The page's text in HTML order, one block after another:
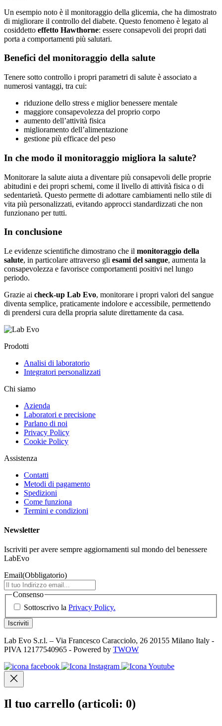
Un esempio noto è il monitoraggio della glicemia, che ha dimostrato
di migliorare il controllo del diabete. Questo fenomeno è legato al
cosiddetto effetto Hawthorne: essere consapevoli dei propri dati
porta a comportamenti più salutari.
Benefici del monitoraggio della salute
Tenere sotto controllo i propri parametri di salute è associato a
numerosi vantaggi, tra cui:
riduzione dello stress e miglior benessere mentale
maggiore consapevolezza del proprio corpo
aumento dell’attività fisica
miglioramento dell’alimentazione
gestione più efficace del peso
In che modo il monitoraggio migliora la salute?
Monitorare la salute aiuta a diventare più consapevoli delle proprie
abitudini e dei propri schemi, come il livello di attività fisica o di
sedentarietà. Questo permette di adottare cambiamenti nello stile di
vita più personalizzati, evitando approcci standardizzati che non
funzionano per tutti.
In conclusione
Le evidenze scientifiche dimostrano che il monitoraggio della
salute, in particolare attraverso gli esami del sangue, aumenta la
consapevolezza e favorisce comportamenti positivi nel lungo
periodo.
Grazie ai check-up Lab Evo, monitorare i propri valori del sangue
diventa semplice, praticamente indolore e accessibile, permettendo
di prendersi cura della propria salute direttamente da casa.
Prodotti
Analisi di laboratorio
Integratori personalizzati
Chi siamo
Azienda
Laboratori e precisione
Parlano di noi
Privacy Policy
Cookie Policy
Assistenza
Contatti
Metodi di pagamento
Spedizioni
Come funziona
Termini e condizioni
Newsletter
Iscriviti per avere sempre aggiornamenti sul mondo del benessere
LabEvo
Email(Obbligatorio)
Consenso
Sottoscrivo la Privacy Policy.
Lab Evo S.r.l. – Via Francesco Caracciolo, 26 20155 Milano Italy -
PIVA 12177540965 - Powered by TWOW
Il tuo carrello (articoli: 0)